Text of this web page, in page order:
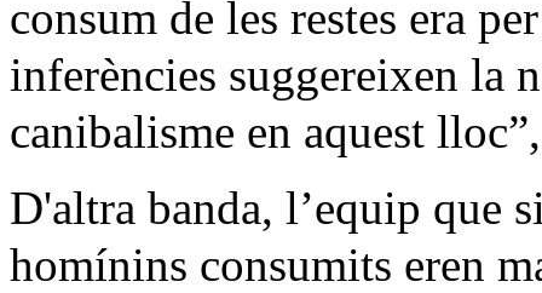
consum de les restes era
inferències suggereixen la
canibalisme en aquest
D'altra banda, l’equip que
homínins consumits eren